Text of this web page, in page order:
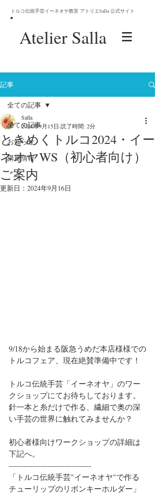
トルコ伝統手芸イーネオヤ教室 アトリエSalla 公式サイト
Atelier Salla
記事
全ての記事
お知らせ
講座情報
全ての記事
ときめくトルコ2024・イー
ネオヤWS（初心者向け）
ご案内
Salla
2024年9月15日 読了時間: 2分
更新日： 2024年9月16日
9/18から始まる阪急うめだ本店様様での
トルコフェア、現在絶賛準備中です！
トルコ伝統手芸「イーネオヤ」のワー
クショップにてお待ちしております。
針一本と糸だけで作る、繊細で奥の深
い手芸の世界に触れてみませんか？
初心者様向けワークショップの詳細は
下記へ。
----------------------------------
「トルコ伝統手芸"イーネオヤ"で作る
チューリップのリボンキーホルダー」